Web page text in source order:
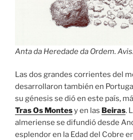
Anta da Heredade da Ordem.
Las dos grandes corrientes del
desarrollaron también en
su génesis se dió en este país,
Tras Os Montesy en las Beiras.
almeriense se difundió desde
esplendor en la Edad del Cobre